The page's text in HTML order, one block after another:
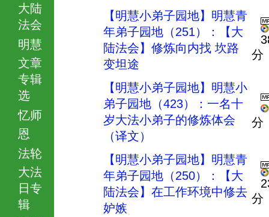
大陆
法会
明慧
文章
专辑
选
忆师
恩
法轮
大法
日专
辑
【明慧小弟子园地】明慧青
年弟子园地（251）：【大
陆法会】修炼向内找 坎路
变坦途
分
【明慧小弟子园地】明慧小
弟子园地（423）：一名十
岁大法小弟子的修炼体会
（译文）
分
【明慧小弟子园地】明慧青
年弟子园地（250）：【大
陆法会】在工作环境中修去
妒嫉
分